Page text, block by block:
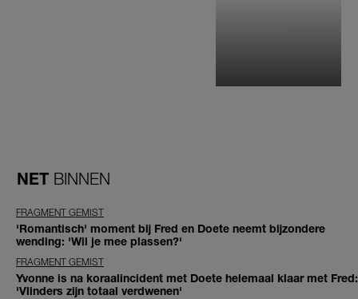
NET BINNEN
FRAGMENT GEMIST
'Romantisch' moment bij Fred en Doete neemt bijzondere
wending: 'Wil je mee plassen?'
FRAGMENT GEMIST
Yvonne is na koraalincident met Doete helemaal klaar met Fred:
'Vlinders zijn totaal verdwenen'